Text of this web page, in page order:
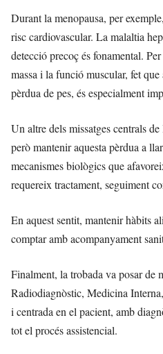
Durant la menopausa, per
risc cardiovascular. La malaltia
detecció precoç és fonamental.
massa i la funció muscular, fet
pèrdua de pes, és especialment
Un altre dels missatges centrals
però mantenir aquesta pèrdua a
mecanismes biològics que
requereix tractament, seguiment
En aquest sentit, mantenir hàbits
comptar amb acompanyament
Finalment, la trobada va posar
Radiodiagnòstic, Medicina
i centrada en el pacient, amb
tot el procés assistencial.